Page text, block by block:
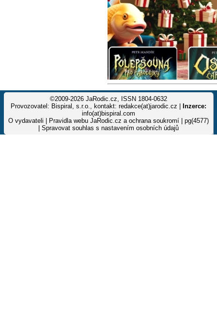
©2009-2026 JaRodic.cz, ISSN 1804-0632
Provozovatel: Bispiral, s.r.o., kontakt: redakce(at)jarodic.cz |
Inzerce:
info(at)bispiral.com
O vydavateli
Pravidla webu JaRodic.cz a ochrana soukromí | pg(4577)
Spravovat souhlas s nastavením osobních údajů